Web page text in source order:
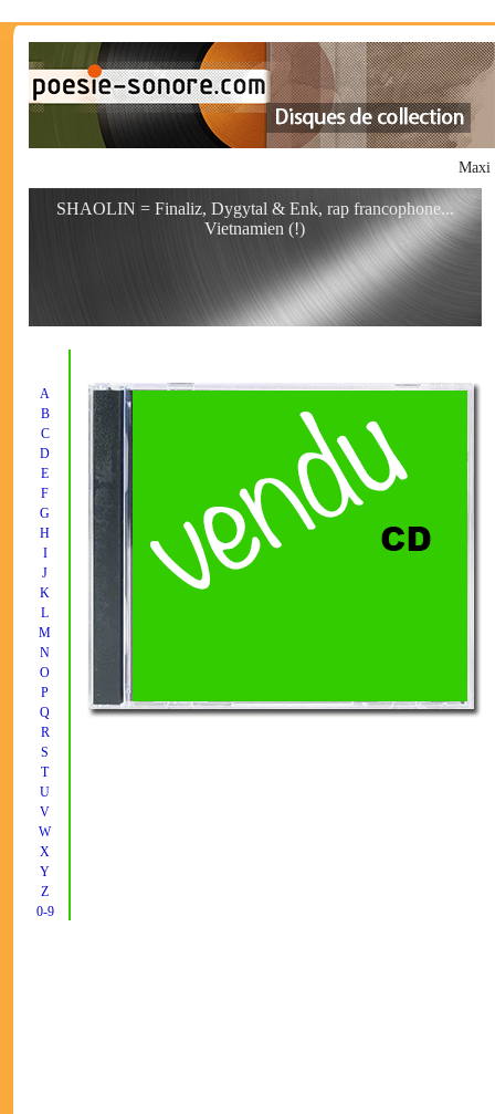
Maxi
SHAOLIN = Finaliz, Dygytal & Enk, rap francophone...
Vietnamien (!)
A
B
C
D
E
F
G
H
I
J
K
L
M
N
O
P
Q
R
S
T
U
V
W
X
Y
Z
0-9